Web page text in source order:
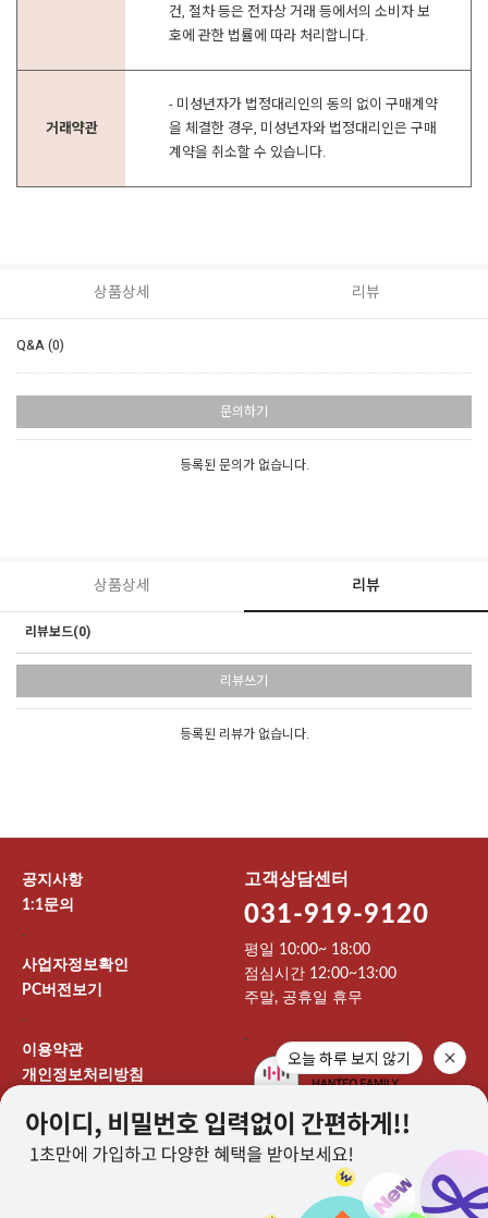
건, 절차 등은 전자상 거래 등에서의 소비자 보
호에 관한 법률에 따라 처리합니다.
거래약관
- 미성년자가 법정대리인의 동의 없이 구매계약
을 체결한 경우, 미성년자와 법정대리인은 구매
계약을 취소할 수 있습니다.
상품상세 리뷰
Q&A (0)
문의하기
등록된 문의가 없습니다.
상품상세 리뷰
리뷰보드(0)
리뷰쓰기
등록된 리뷰가 없습니다.
공지사항
1:1문의
-
사업자정보확인
PC버전보기
-
이용약관
개인정보처리방침
고객상담센터
031-919-9120
평일 10:00~ 18:00
점심시간 12:00~13:00
주말, 공휴일 휴무
-
상호 : 주식회사 912엔터테인먼트 대표 : 이기영
개인정보보호책임자 : 권오민 TEL : 031-919-9120
FAX : EMAIL : kpoptogether@naver.com
오늘 하루 보지 않기